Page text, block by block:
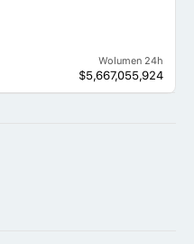
Wolumen 24h
$5,667,055,924